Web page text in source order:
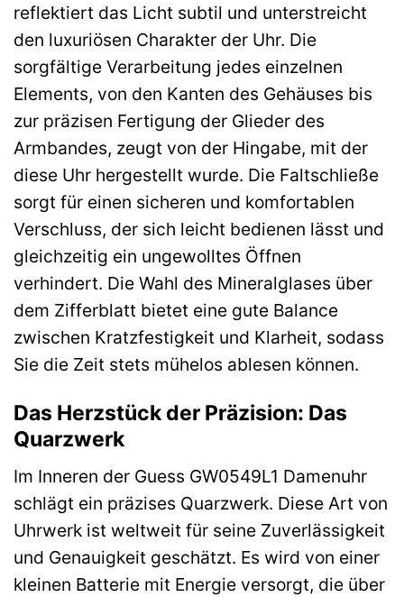
reflektiert das Licht subtil und unterstreicht
den luxuriösen Charakter der Uhr. Die
sorgfältige Verarbeitung jedes einzelnen
Elements, von den Kanten des Gehäuses bis
zur präzisen Fertigung der Glieder des
Armbandes, zeugt von der Hingabe, mit der
diese Uhr hergestellt wurde. Die Faltschließe
sorgt für einen sicheren und komfortablen
Verschluss, der sich leicht bedienen lässt und
gleichzeitig ein ungewolltes Öffnen
verhindert. Die Wahl des Mineralglases über
dem Zifferblatt bietet eine gute Balance
zwischen Kratzfestigkeit und Klarheit, sodass
Sie die Zeit stets mühelos ablesen können.
Das Herzstück der Präzision: Das
Quarzwerk
Im Inneren der Guess GW0549L1 Damenuhr
schlägt ein präzises Quarzwerk. Diese Art von
Uhrwerk ist weltweit für seine Zuverlässigkeit
und Genauigkeit geschätzt. Es wird von einer
kleinen Batterie mit Energie versorgt, die über